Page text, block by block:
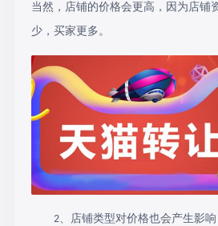
当然，店铺的价格会更高，因为店铺
少，买家更多。
2、店铺类型对价格也会产生影响